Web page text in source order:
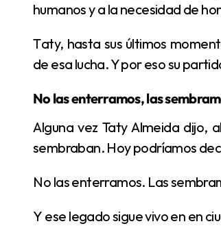
humanos y a la necesidad de
Taty, hasta sus últimos momentos, reivindicó su condición de ser una de las máximas referentes
de esa lucha. Y por eso su
No las enterramos, las
Alguna vez Taty Almeida dijo, al despedir a Néstor Kirchner, que no lo enterraban, sino que lo
sembraban. Hoy podríamos
No las enterramos. Las
Y ese legado sigue vivo en en ciudadanos, jóvenes y generaciones enteras que hasta el día de hoy